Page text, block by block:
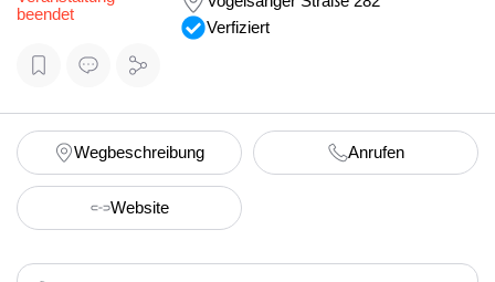
beendet
Verfiziert
Wegbeschreibung Anrufen
Website